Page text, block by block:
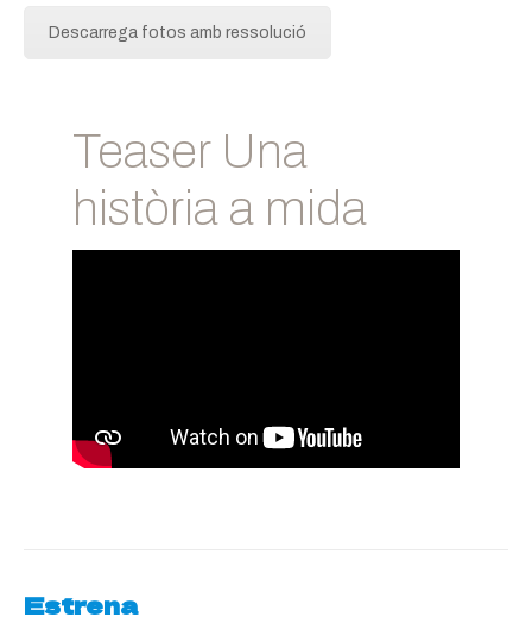
Descarrega fotos amb ressolució
Teaser Una
història a mida
Estrena